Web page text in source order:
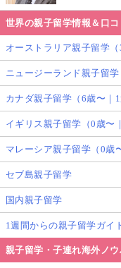
世界の親子留学情報＆口コ
オーストラリア親子留学（
ニュージーランド親子留学
カナダ親子留学（6歳〜｜1
イギリス親子留学（0歳〜
マレーシア親子留学（0歳
セブ島親子留学
国内親子留学
1週間からの親子留学ガイ
親子留学・子連れ海外ノウ